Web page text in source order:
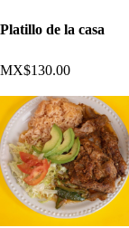
Platillo de la casa
MX$130.00